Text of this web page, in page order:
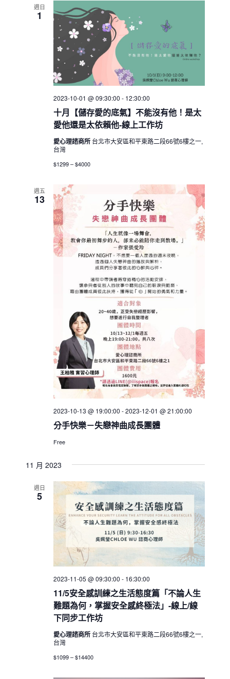
週日
1
十月【儲存愛的底氣】不能沒有他！是太
愛他還是太依賴他-線上工作坊
2023-10-01 @ 09:30:00 - 12:30:00
愛心理諮商所 台北市大安區和平東路二段66號6樓之一,
台灣
$1299 – $4000
週五
13
分手快樂－失戀神曲成長團體
2023-10-13 @ 19:00:00 -2023-12-01 @ 21:00:00
Free
11 月 2023
週日
5
11/5安全感訓練之生活態度篇「不論人生
難題為何，掌握安全感終極法」-線上/線
下同步工作坊
2023-11-05 @ 09:30:00 - 16:30:00
愛心理諮商所 台北市大安區和平東路二段66號6樓之一,
台灣
$1099 – $14400